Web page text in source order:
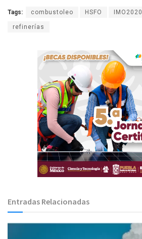
Tags: combustoleo HSFO IMO2020
refinerías
Entradas Relacionadas